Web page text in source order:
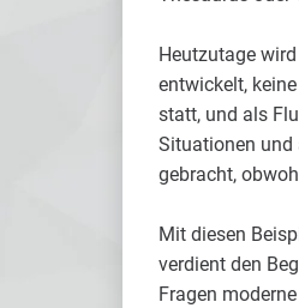
Heutzutage
entwickelt,
statt, und als
Situationen und
gebracht,
Mit diesen
verdient den
Fragen